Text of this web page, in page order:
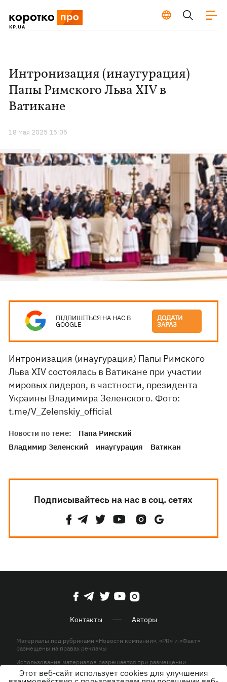
Интронизация (инаугурация)
Папы Римского Льва XIV в
Ватикане
18 мая 2025 15:05
ПІДПИШІТЬСЯ НА НАС В
GOOGLE
ДОДАТИ
ЗАРАЗ
Интронизация (инаугурация) Папы Римского
Льва XIV состоялась в Ватикане при участии
мировых лидеров, в частности, президента
Украины Владимира Зеленского. Фото:
t.me/V_Zelenskiy_official
Новости по теме:
Папа Римский
Владимир Зеленский
инаугурация Ватикан
Подписывайтесь на нас в соц. сетях
Контакты Авторы
Материалы под рубриками «Новости компании», «PR» и «Факт»
размещены на правах рекламы
Использование материалов разрешается при размещении
активной гиперссылки на KP.UA в первом абзаце.
Этот веб-сайт использует cookies для улучшения